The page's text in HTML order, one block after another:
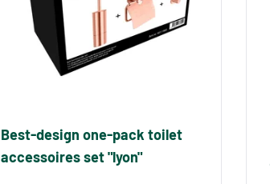
Best-design one-pack toilet
accessoires set "lyon"